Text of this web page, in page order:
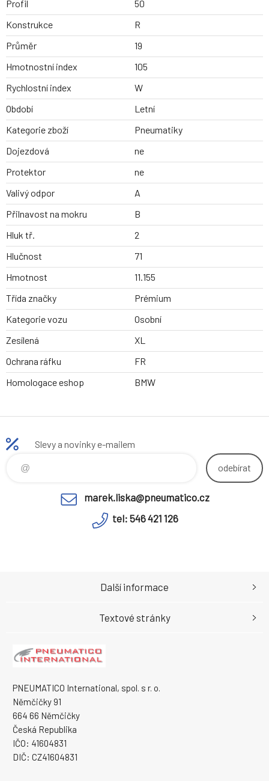
Profil
50
Konstrukce
R
Průměr
19
Hmotnostní index
105
Rychlostní index
W
Období
Letní
Kategorie zboží
Pneumatiky
Dojezdová
ne
Protektor
ne
Valivý odpor
A
Přilnavost na mokru
B
Hluk tř.
2
Hlučnost
71
Hmotnost
11.155
Třída značky
Prémium
Kategorie vozu
Osobní
Zesílená
XL
Ochrana ráfku
FR
Homologace eshop
BMW
Slevy a novinky e-mailem
odebírat
marek.liska@pneumatico.cz
tel: 546 421 126
PNEUMATICO International, spol. s r. o.
Němčičky 91
664 66 Němčičky
Česká Republika
IČO: 41604831
DIČ: CZ41604831
Další informace
Textové stránky